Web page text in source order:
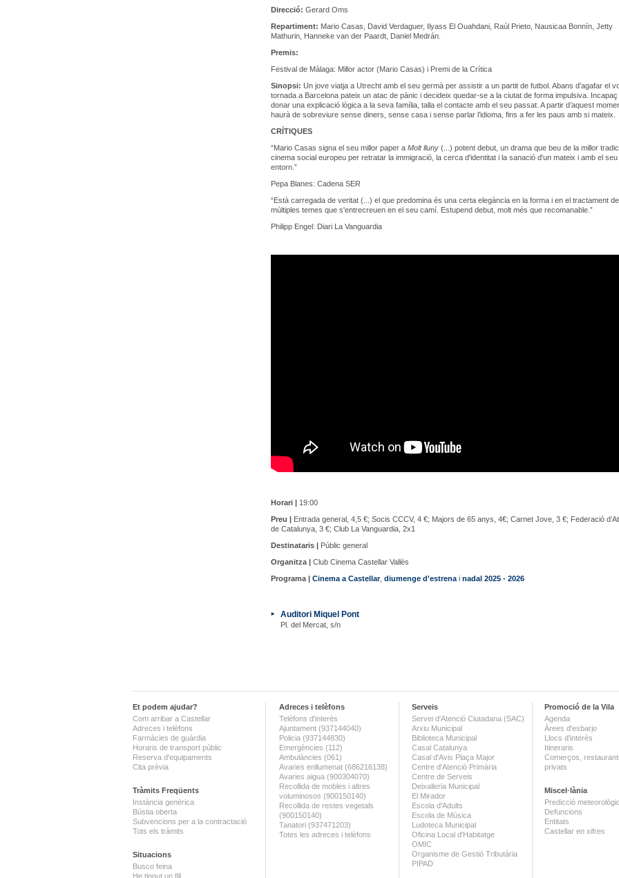
Direcció: Gerard Oms
Repartiment: Mario Casas, David Verdaguer, Ilyass El Ouahdani, Raúl Prieto, Nausicaa Bonnín, Jetty
Mathurin, Hanneke van der Paardt, Daniel Medrán.
Premis:
Festival de Màlaga: Millor actor (Mario Casas) i Premi de la Crítica
Sinopsi: Un jove viatja a Utrecht amb el seu germà per assistir a un partit de futbol. Abans d’agafar el
tornada a Barcelona pateix un atac de pànic i decideix quedar-se a la ciutat de forma impulsiva. Incapaç
donar una explicació lògica a la seva família, talla el contacte amb el seu passat. A partir d’aquest
haurà de sobreviure sense diners, sense casa i sense parlar l’idioma, fins a fer les paus amb si mateix.
CRÍTIQUES
“Mario Casas signa el seu millor paper a Molt lluny (...) potent debut, un drama que beu de la millor
cinema social europeu per retratar la immigració, la cerca d'identitat i la sanació d'un mateix i amb el seu
entorn.”
Pepa Blanes: Cadena SER
“Està carregada de veritat (...) el que predomina és una certa elegància en la forma i en el tractament
múltiples temes que s'entrecreuen en el seu camí. Estupend debut, molt més que recomanable.”
Philipp Engel: Diari La Vanguardia
Horari | 19:00
Preu | Entrada general, 4,5 €; Socis CCCV, 4 €; Majors de 65 anys, 4€; Carnet Jove, 3 €; Federació
de Catalunya, 3 €; Club La Vanguardia, 2x1
Destinataris | Públic general
Organitza | Club Cinema Castellar Vallès
Programa | Cinema a Castellar, diumenge d'estrena i nadal 2025 - 2026
Auditori Miquel Pont
Pl. del Mercat, s/n
Et podem ajudar?
Com arribar a Castellar
Adreces i telèfons
Farmàcies de guàrdia
Horaris de transport públic
Reserva d'equipaments
Cita prèvia
Tràmits Freqüents
Instància genèrica
Bústia oberta
Subvencions per a la contractació
Tots els tràmits
Situacions
Busco feina
He tingut un fill
Adreces i telèfons
Telèfons d'interès
Ajuntament (937144040)
Policia (937144830)
Emergències (112)
Ambulàncies (061)
Avaries enllumenat (686216138)
Avaries aigua (900304070)
Recollida de mobles i altres
voluminosos (900150140)
Recollida de restes vegetals
(900150140)
Tanatori (937471203)
Totes les adreces i telèfons
Serveis
Servei d'Atenció Ciutadana (SAC)
Arxiu Municipal
Biblioteca Municipal
Casal Catalunya
Casal d'Avis Plaça Major
Centre d'Atenció Primària
Centre de Serveis
Deixalleria Municipal
El Mirador
Escola d'Adults
Escola de Música
Ludoteca Municipal
Oficina Local d'Habitatge
OMIC
Organisme de Gestió Tributària
PIPAD
Promoció de la Vila
Agenda
Àrees d'esbarjo
Llocs d'interès
Itineraris
Comerços,
privats
Miscel·lània
Predicció
Defuncions
Entitats
Castellar en xifres